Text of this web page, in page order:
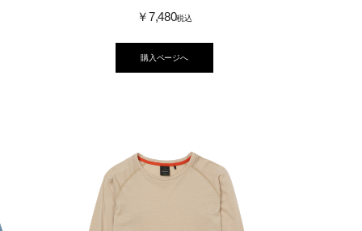
￥7,480税込
購入ページへ